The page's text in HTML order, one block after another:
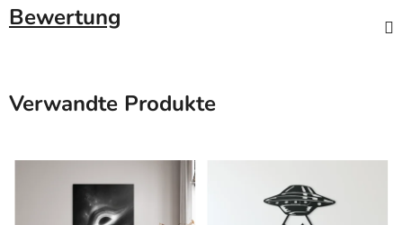
Bewertung
Verwandte Produkte